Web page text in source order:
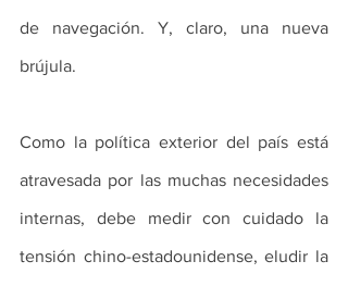
de navegación. Y, claro, una nueva
brújula.
Como la política exterior del país está
atravesada por las muchas necesidades
internas, debe medir con cuidado la
tensión chino-estadounidense, eludir la